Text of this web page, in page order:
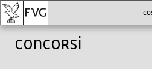
Concorsi